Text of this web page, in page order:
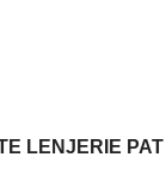
LENJERIE PAT